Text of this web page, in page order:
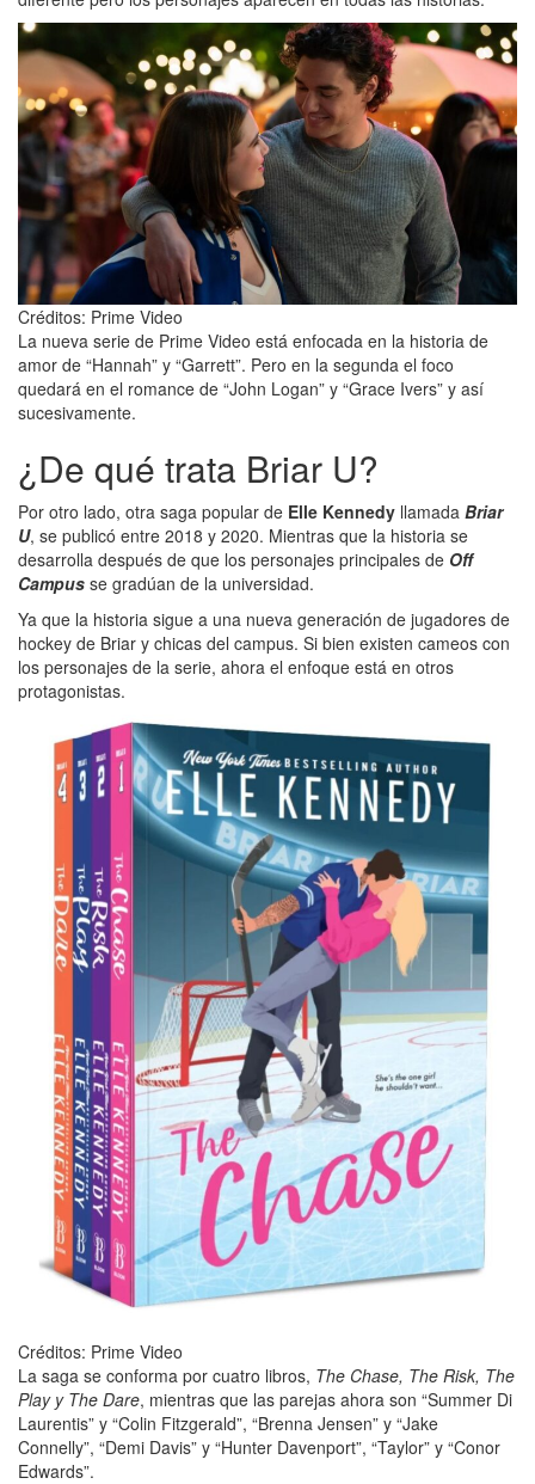
Créditos: Prime Video
La nueva serie de Prime Video está enfocada en la historia de
amor de “Hannah” y “Garrett”. Pero en la segunda el foco
quedará en el romance de “John Logan” y “Grace Ivers” y así
sucesivamente.
¿De qué trata Briar U?
Por otro lado, otra saga popular de Elle Kennedy llamada Briar
U, se publicó entre 2018 y 2020. Mientras que la historia se
desarrolla después de que los personajes principales de Off
Campus se gradúan de la universidad.
Ya que la historia sigue a una nueva generación de jugadores de
hockey de Briar y chicas del campus. Si bien existen cameos con
los personajes de la serie, ahora el enfoque está en otros
protagonistas.
Créditos: Prime Video
La saga se conforma por cuatro libros, The Chase, The Risk, The
Play y The Dare, mientras que las parejas ahora son “Summer Di
Laurentis” y “Colin Fitzgerald”, “Brenna Jensen” y “Jake
Connelly”, “Demi Davis” y “Hunter Davenport”, “Taylor” y “Conor
Edwards”.